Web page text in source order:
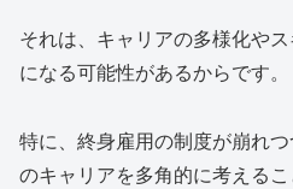
それは、キャリアの多様化や
になる可能性があるからです。
特に、終身雇用の制度が崩れ
のキャリアを多角的に考えるこ